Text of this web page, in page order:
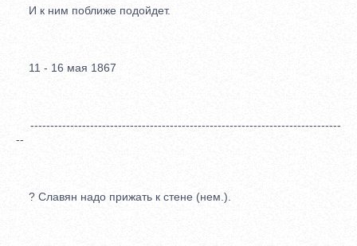
И к ним поближе подойдет.
11 - 16 мая 1867
------------------------------------------------------------------------------
--
? Славян надо прижать к стене (нем.).